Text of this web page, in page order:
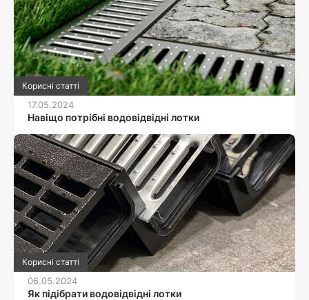
Корисні статті
17.05.2024
Навіщо потрібні водовідвідні лотки
Корисні статті
06.05.2024
Як підібрати водовідвідні лотки